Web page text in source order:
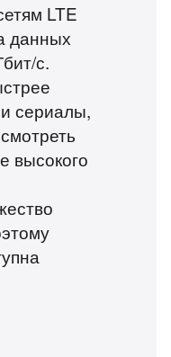
LTE
данных
с.
сериалы,
высокого